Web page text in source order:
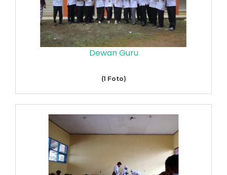
Dewan Guru
(1 Foto)